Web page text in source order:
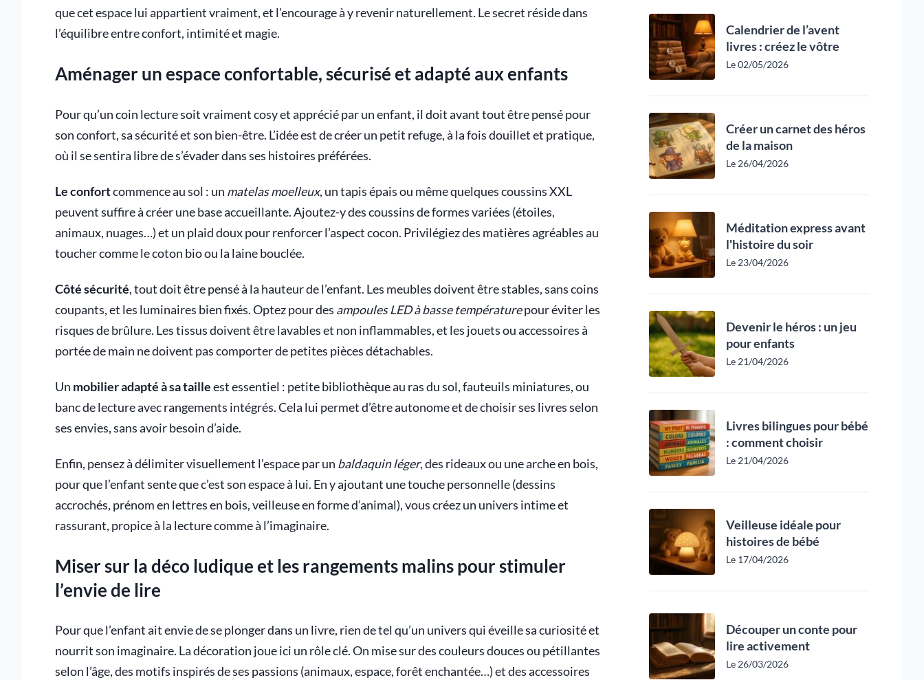
que cet espace lui appartient vraiment, et l’encourage à y revenir naturellement. Le secret réside dans
l’équilibre entre confort, intimité et magie.
Aménager un espace confortable, sécurisé et adapté aux enfants
Pour qu’un coin lecture soit vraiment cosy et apprécié par un enfant, il doit avant tout être pensé pour
son confort, sa sécurité et son bien-être. L’idée est de créer un petit refuge, à la fois douillet et pratique,
où il se sentira libre de s’évader dans ses histoires préférées.
Le confortcommence au sol : un matelas moelleux, un tapis épais ou même quelques coussins XXL
peuvent suffire à créer une base accueillante. Ajoutez-y des coussins de formes variées (étoiles,
animaux, nuages…) et un plaid doux pour renforcer l’aspect cocon. Privilégiez des matières agréables au
toucher comme le coton bio ou la laine bouclée.
Côté sécurité, tout doit être pensé à la hauteur de l’enfant. Les meubles doivent être stables, sans coins
coupants, et les luminaires bien fixés. Optez pour des ampoules LED à basse températurepour éviter les
risques de brûlure. Les tissus doivent être lavables et non inflammables, et les jouets ou accessoires à
portée de main ne doivent pas comporter de petites pièces détachables.
Un mobilier adapté à sa tailleest essentiel : petite bibliothèque au ras du sol, fauteuils miniatures, ou
banc de lecture avec rangements intégrés. Cela lui permet d’être autonome et de choisir ses livres selon
ses envies, sans avoir besoin d’aide.
Enfin, pensez à délimiter visuellement l’espace par un baldaquin léger, des rideaux ou une arche en bois,
pour que l’enfant sente que c’est son espace à lui. En y ajoutant une touche personnelle (dessins
accrochés, prénom en lettres en bois, veilleuse en forme d’animal), vous créez un univers intime et
rassurant, propice à la lecture comme à l’imaginaire.
Miser sur la déco ludique et les rangements malins pour stimuler
l’envie de lire
Pour que l’enfant ait envie de se plonger dans un livre, rien de tel qu’un univers qui éveille sa curiosité et
nourrit son imaginaire. La décoration joue ici un rôle clé. On mise sur des couleurs douces ou pétillantes
selon l’âge, des motifs inspirés de ses passions (animaux, espace, forêt enchantée…) et des accessoires
Calendrier de l’avent
livres : créez le vôtre
Le 02/05/2026
Créer un carnet des héros
de la maison
Le 26/04/2026
Méditation express avant
l'histoire du soir
Le 23/04/2026
Devenir le héros : un jeu
pour enfants
Le 21/04/2026
Livres bilingues pour bébé
: comment choisir
Le 21/04/2026
Veilleuse idéale pour
histoires de bébé
Le 17/04/2026
Découper un conte pour
lire activement
Le 26/03/2026